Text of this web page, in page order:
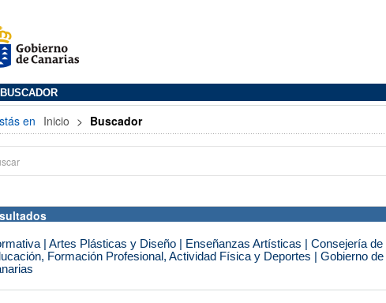
BUSCADOR
en Inicio > Buscador
| Artes Plásticas y Diseño | Enseñanzas Artísticas | Consejería de
Formación Profesional, Actividad Física y Deportes | Gobierno de